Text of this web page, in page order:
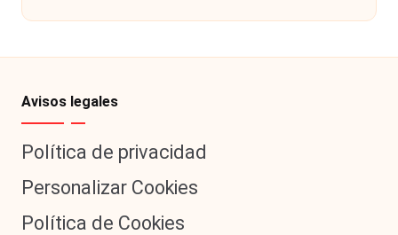
Avisos legales
Política de privacidad
Personalizar Cookies
Política de Cookies